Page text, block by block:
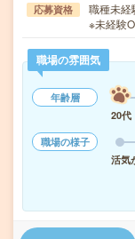
応募資格
職種未経
※未経験
職場の雰囲気
年齢層
20代
職場の様子
活気